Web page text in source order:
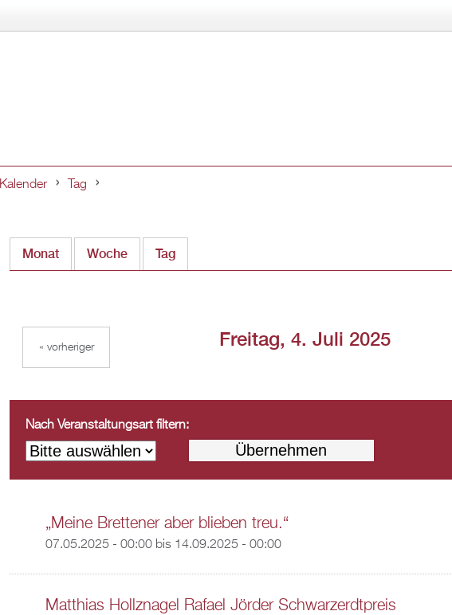
Kalender Tag
Monat Woche Tag(aktiver Reiter)
Freitag, 4. Juli 2025
« vorheriger
Nach Veranstaltungsart filtern:
„Meine Brettener aber blieben treu.“
07.05.2025 - 00:00bis 14.09.2025 - 00:00
Matthias Hollznagel Rafael Jörder Schwarzerdtpreis